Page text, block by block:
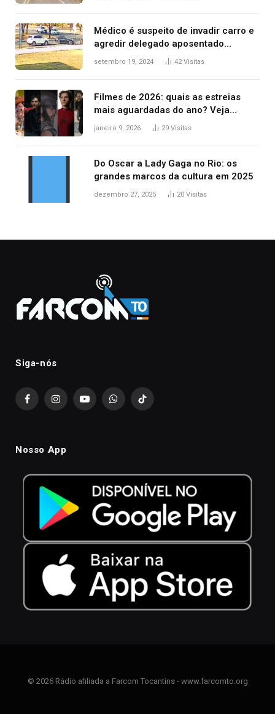
Médico é suspeito de invadir carro e
agredir delegado aposentado
durante confusão no trânsito
setembro 19, 2024 42Visitas
Filmes de 2026: quais as estreias
mais aguardadas do ano? Veja
principais lançamentos do cinema
janeiro 9, 2026 29 Visitas
Do Oscar a Lady Gaga no Rio: os
grandes marcos da cultura em 2025
dezembro 27, 2025 20 Visitas
Siga-nós
FacebookInstagramYouTubeWhatsAppTikTok
Nosso App
© 2026 Rádio afiliada a Farcom Tocantins - www.farcomto.org